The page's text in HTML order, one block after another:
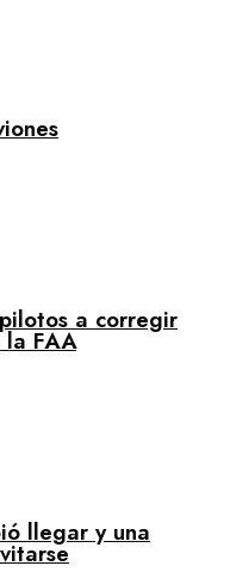
a corregir
FAA
llegar y una